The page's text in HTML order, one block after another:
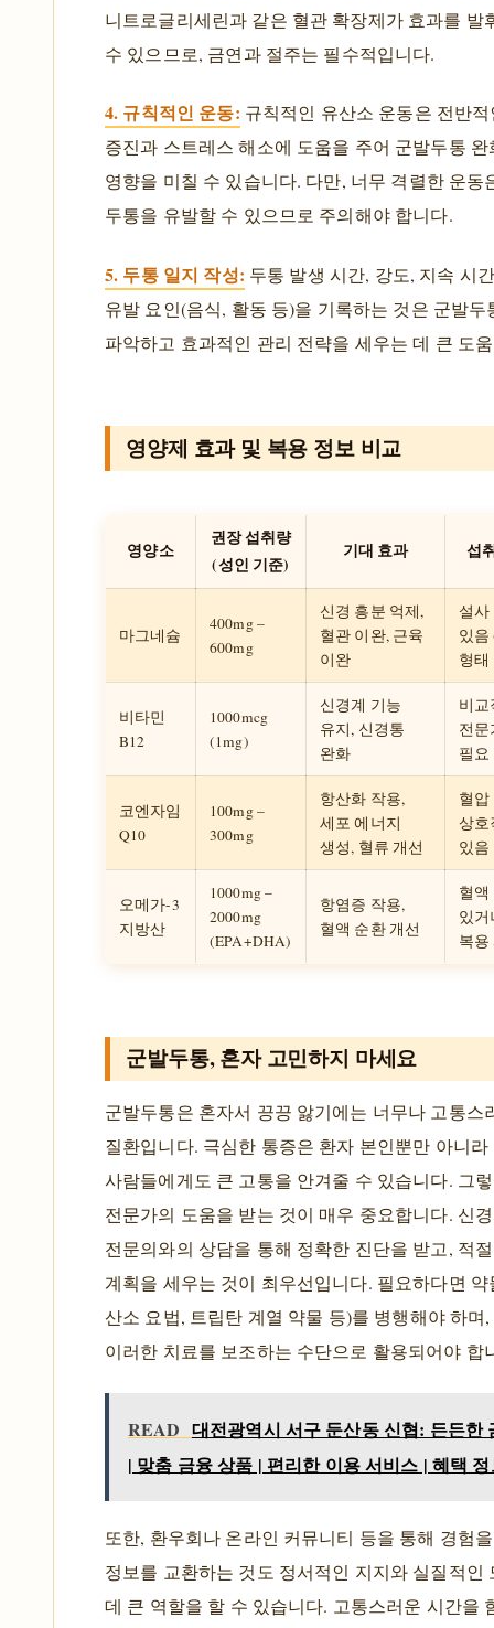
니트로글리세린과 같은 혈관 확장제가 효과를 발
수 있으므로, 금연과 절주는 필수적입니다.
4. 규칙적인 운동: 규칙적인 유산소 운동은 전반
증진과 스트레스 해소에 도움을 주어 군발두통
영향을 미칠 수 있습니다. 다만, 너무 격렬한 운동
두통을 유발할 수 있으므로 주의해야 합니다.
5. 두통 일지 작성: 두통 발생 시간, 강도, 지속 시
유발 요인(음식, 활동 등)을 기록하는 것은 군발두
파악하고 효과적인 관리 전략을 세우는 데 큰 도
영양제 효과 및 복용 정보 비교
영양소
권장 섭취량
(성인 기준)
기대 효과 섭
마그네슘
400mg –
600mg
신경 흥분 억제,
혈관 이완, 근육
이완
설사
있
형
비타민
B12
1000mcg
(1mg)
신경계 기능
유지, 신경통
완화
비교
전
필요
코엔자임
Q10
100mg –
300mg
항산화 작용,
세포 에너지
생성, 혈류 개선
혈압
상호
있음
오메가-3
지방산
1000mg –
2000mg
(EPA+DHA)
항염증 작용,
혈액 순환 개선
혈액
있
복용
군발두통, 혼자 고민하지 마세요
군발두통은 혼자서 끙끙 앓기에는 너무나 고통스
질환입니다. 극심한 통증은 환자 본인뿐만 아니라
사람들에게도 큰 고통을 안겨줄 수 있습니다. 그
전문가의 도움을 받는 것이 매우 중요합니다. 신
전문의와의 상담을 통해 정확한 진단을 받고, 적
계획을 세우는 것이 최우선입니다. 필요하다면
산소 요법, 트립탄 계열 약물 등)를 병행해야 하며
이러한 치료를 보조하는 수단으로 활용되어야 합
READ 대전광역시 서구 둔산동 신협: 든든한
| 맞춤 금융 상품 | 편리한 이용 서비스 | 혜택
또한, 환우회나 온라인 커뮤니티 등을 통해 경험
정보를 교환하는 것도 정서적인 지지와 실질적인
데 큰 역할을 할 수 있습니다. 고통스러운 시간을